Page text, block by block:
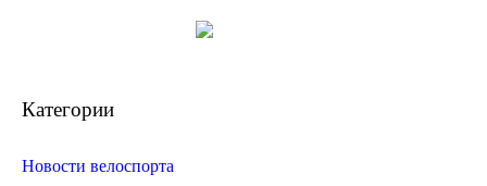
Категории
Новости велоспорта